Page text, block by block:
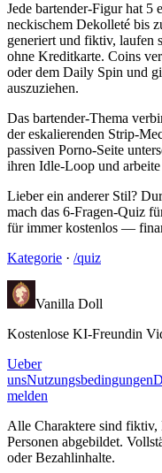
Jede bartender-Figur hat 5
neckischem Dekolleté bis
generiert und fiktiv, laufen
ohne Kreditkarte. Coins
oder dem Daily Spin und
auszuziehen.
Das bartender-Thema
der eskalierenden Strip-
passiven Porno-Seite
ihren Idle-Loop und
Lieber ein anderer Stil?
mach das 6-Fragen-Quiz
für immer kostenlos —
Kategorie · /quiz
Vanilla Doll
Kostenlose KI-Freundin
Ueber
unsNutzungsbedingungen
melden
Alle Charaktere sind
Personen abgebildet.
oder Bezahlinhalte.